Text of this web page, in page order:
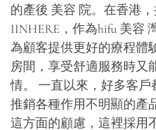
的產後 美容 院。在香港
IINHERE，作為hifu 美容
為顧客提供更好的療程體
房間，享受舒適服務時又
情。 一直以來，好多客
推銷各種作用不明顯的產
這方面的顧慮，這裡採用